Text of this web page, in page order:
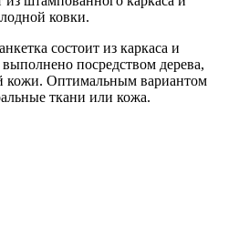
ковки.
состоит из каркаса и
посредством дерева,
кожи. Оптимальным вариантом
ткани или кожа.